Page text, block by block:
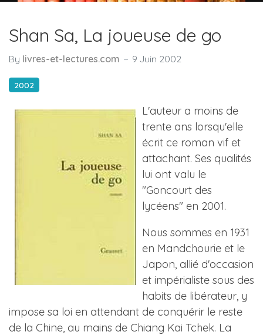
Shan Sa, La joueuse de go
By livres-et-lectures.com 9 Juin 2002
2002
L'auteur a moins de
trente ans lorsqu'elle
écrit ce roman vif et
attachant. Ses qualités
lui ont valu le
"Goncourt des
lycéens" en 2001.
Nous sommes en 1931
en Mandchourie et le
Japon, allié d'occasion
et impérialiste sous des
habits de libérateur, y
impose sa loi en attendant de conquérir le reste
de la Chine, au mains de Chiang Kai Tchek. La